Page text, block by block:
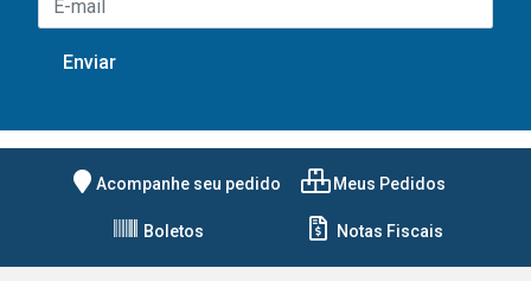
Acompanhe seu pedido Meus Pedidos
Boletos Notas Fiscais